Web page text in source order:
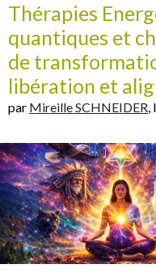
Thérapies
quantiques et
de
libération et
par Mireille SCHNEIDER,